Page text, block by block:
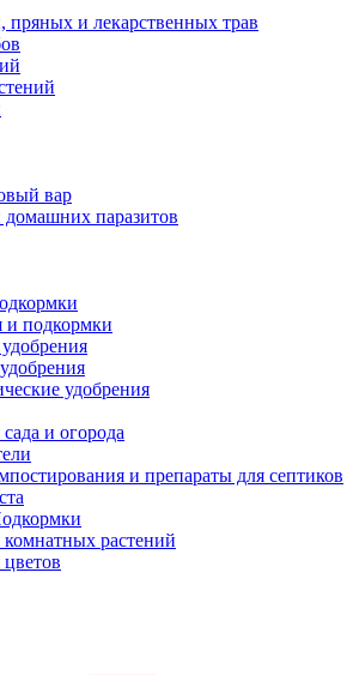
пряных и лекарственных трав
вар
паразитов
и подкормки
удобрения
и огорода
и препараты для септиков
растений